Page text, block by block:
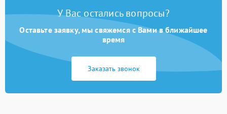
памяти
1500 ₽
Повреждение flash-
1500 ₽
У Вас остались вопросы?
Оставьте заявку, мы свяжемся с Вами в ближайшее
время
Заказать звонок